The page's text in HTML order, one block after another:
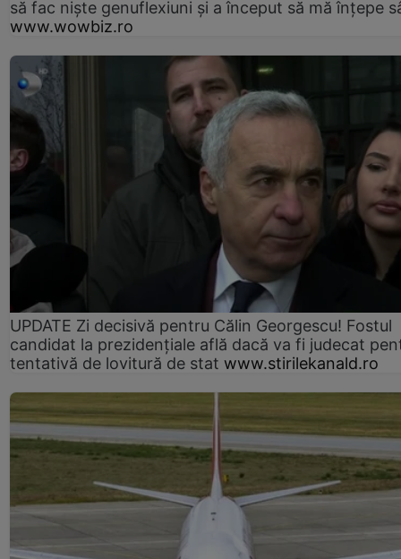
să fac niște genuflexiuni și a început să mă înțepe
www.wowbiz.ro
UPDATE Zi decisivă pentru Călin Georgescu! Fostul
candidat la prezidențiale află dacă va fi judecat
tentativă de lovitură de stat www.stirilekanald.ro